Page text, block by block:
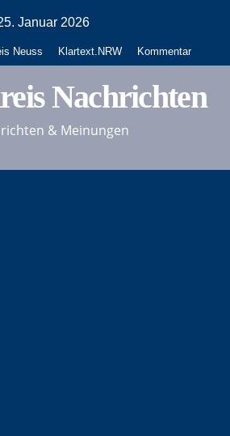
Januar 2026
Neuss Klartext.NRW Kommentar
Nachrichten
& Meinungen